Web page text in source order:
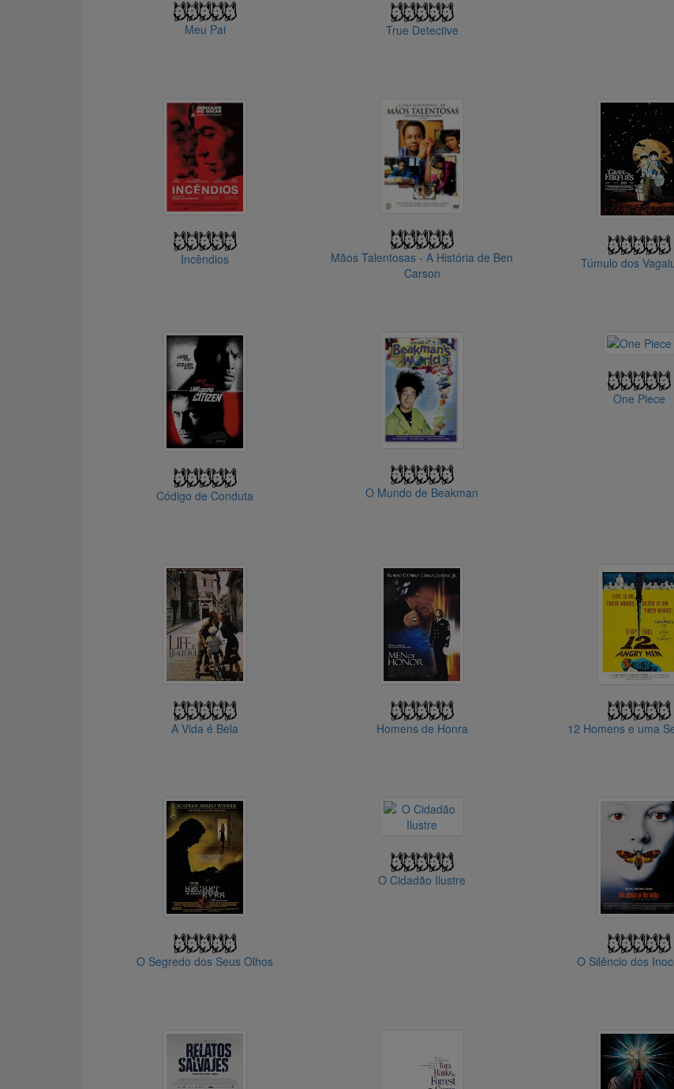
Meu Pai True Detective
Incêndios
Mãos Talentosas - A História de Ben
Carson
Túmulo dos
Código de Conduta O Mundo de Beakman
One Piece
A Vida é Bela Homens de Honra 12 Homens e uma
O Segredo dos Seus Olhos
O Cidadão Ilustre
O Silêncio dos